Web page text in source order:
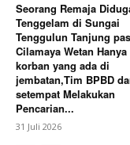
Seorang Remaja
Tenggelam di Sungai
Tenggulun Tanjung
Cilamaya Wetan
korban yang ada di
jembatan,Tim BPBD
setempat Melakukan
Pencarian...
31 Juli 2026